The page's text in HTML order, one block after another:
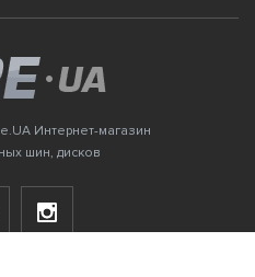
Интернет-магазин
шин, дисков